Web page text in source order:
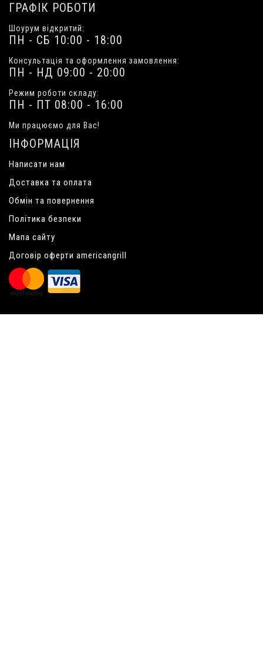
ГРАФІК РОБОТИ
Шоурум відкритий:
ПН - СБ 10:00 - 18:00
Консультація та оформлення замовлення:
ПН - НД 09:00 - 20:00
Режим роботи складу:
ПН - ПТ 08:00 - 16:00
Ми працюємо для Вас!
ІНФОРМАЦІЯ
Написати нам
Доставка та оплата
Обмін та повернення
Політика безпеки
Мапа сайту
Договір оферти americangrill